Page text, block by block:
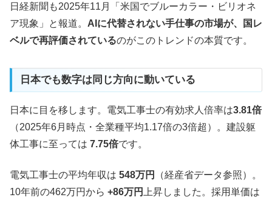
日経新聞も2025年11月「米国でブルーカラー・ビリオネ
ア現象」と報道。 AIに代替されない手仕事の市場が、国レ
ベルで再評価されているのがこのトレンドの本質です。
日本でも数字は同じ方向に動いている
日本に目を移します。電気工事士の有効求人倍率は3.81倍
（2025年6月時点・全業種平均1.17倍の3倍超）。建設躯
体工事に至っては 7.75倍です。
電気工事士の平均年収は 548万円
（経産省データ参照）。
10年前の462万円から +86万円 上昇しました。採用単価は